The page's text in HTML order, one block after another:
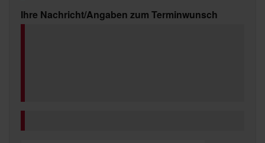
Ihre Nachricht/Angaben zum Terminwunsch